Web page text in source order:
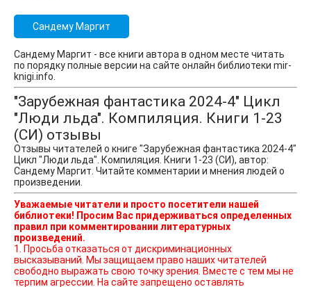
Сандему Маргит
Сандему Маргит - все книги автора в одном месте читать
по порядку полные версии на сайте онлайн библиотеки mir-
knigi.info.
"Зарубежная фантастика 2024-4" Цикл
"Люди льда". Компиляция. Книги 1-23
(СИ) отзывы
Отзывы читателей о книге "Зарубежная фантастика 2024-4"
Цикл "Люди льда". Компиляция. Книги 1-23 (СИ), автор:
Сандему Маргит. Читайте комментарии и мнения людей о
произведении.
Уважаемые читатели и просто посетители нашей
библиотеки! Просим Вас придерживаться определенных
правил при комментировании литературных
произведений.
1. Просьба отказаться от дискриминационных
высказываний. Мы защищаем право наших читателей
свободно выражать свою точку зрения. Вместе с тем мы не
терпим агрессии. На сайте запрещено оставлять